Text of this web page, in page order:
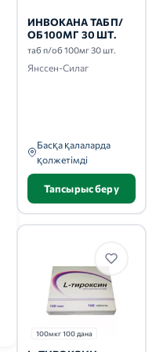
ИНВОКАНА ТАБ П/
ОБ 100МГ 30 ШТ.
таб п/об 100мг 30 шт.
Янссен-Силаг
Басқа қалаларда
қолжетімді
Тапсырыс беру
100мкг 100 дана